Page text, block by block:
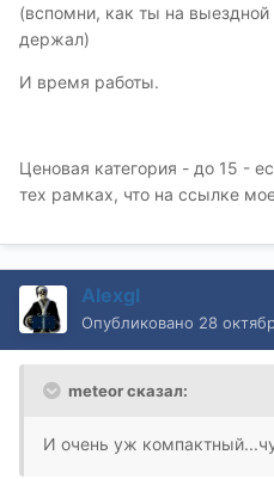
(вспомни, как ты на выездной
держал)
И время работы.
Ценовая категория - до 15 -
тех рамках, что на ссылке
Alexgl
Опубликовано 28
meteor сказал:
И очень уж